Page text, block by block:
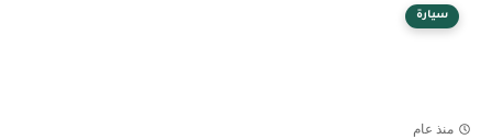
سيارة
منذ عام